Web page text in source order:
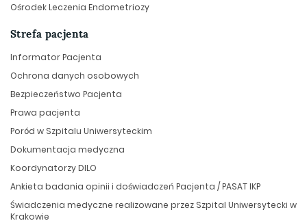
Ośrodek Leczenia Endometriozy
Strefa pacjenta
Informator Pacjenta
Ochrona danych osobowych
Bezpieczeństwo Pacjenta
Prawa pacjenta
Poród w Szpitalu Uniwersyteckim
Dokumentacja medyczna
Koordynatorzy DILO
Ankieta badania opinii i doświadczeń Pacjenta / PASAT IKP
Świadczenia medyczne realizowane przez Szpital Uniwersytecki w
Krakowie